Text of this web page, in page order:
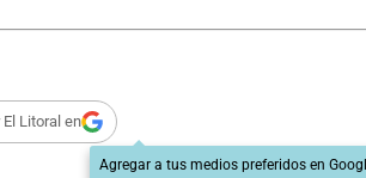
Litoral en
Agregar a tus medios preferidos en